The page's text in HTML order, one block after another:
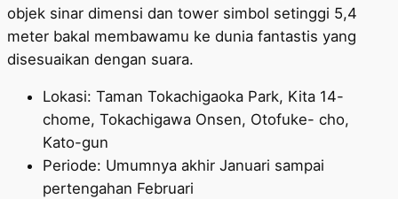
objek sinar dimensi dan tower simbol setinggi 5,4
meter bakal membawamu ke dunia fantastis yang
disesuaikan dengan suara.
Lokasi: Taman Tokachigaoka Park, Kita 14-
chome, Tokachigawa Onsen, Otofuke- cho,
Kato-gun
Periode: Umumnya akhir Januari sampai
pertengahan Februari